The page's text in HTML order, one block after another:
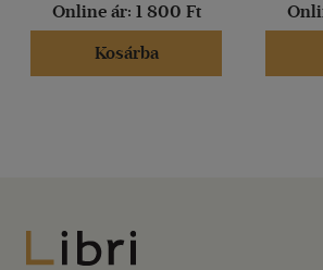
Online ár: 1 800 Ft
Kosárba
Libri